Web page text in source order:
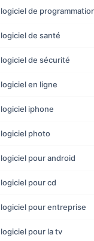
logiciel de
logiciel de santé
logiciel de sécurité
logiciel en ligne
logiciel iphone
logiciel photo
logiciel pour android
logiciel pour cd
logiciel pour entreprise
logiciel pour la tv